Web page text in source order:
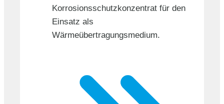
Korrosionsschutzkonzentrat für den
Einsatz als
Wärmeübertragungsmedium.